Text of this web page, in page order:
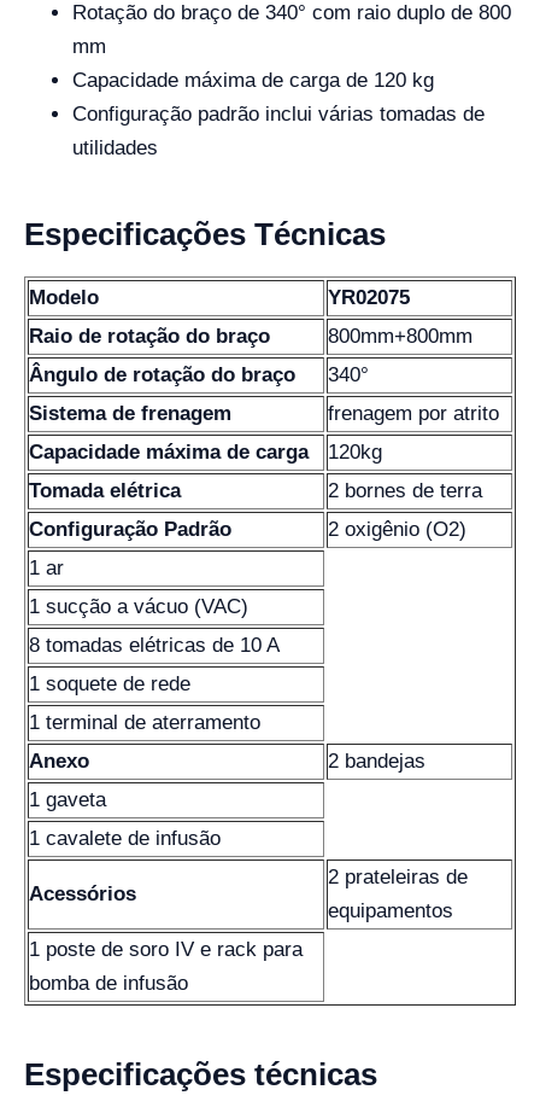
Rotação do braço de 340° com raio duplo de 800
mm
Capacidade máxima de carga de 120 kg
Configuração padrão inclui várias tomadas de
utilidades
Especificações Técnicas
Modelo
YR02075
Raio de rotação do braço
800mm+800mm
Ângulo de rotação do braço
340°
Sistema de frenagem
frenagem por atrito
Capacidade máxima de carga
120kg
Tomada elétrica
2 bornes de terra
Configuração Padrão
2 oxigênio (O2)
1 ar
1 sucção a vácuo (VAC)
8 tomadas elétricas de 10 A
1 soquete de rede
1 terminal de aterramento
Anexo
2 bandejas
1 gaveta
1 cavalete de infusão
Acessórios
2 prateleiras de
equipamentos
1 poste de soro IV e rack para
bomba de infusão
Especificações técnicas